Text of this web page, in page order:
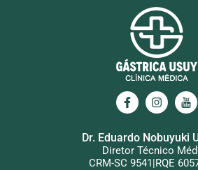
Dr. Eduardo Nobuyuki
Diretor Técnico
CRM-SC 9541|RQE